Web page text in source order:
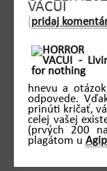
VACUI
pridaj
hnevu a
odpovede.
prinúti kričať,
celej vašej
(prvých 200
plagátom u